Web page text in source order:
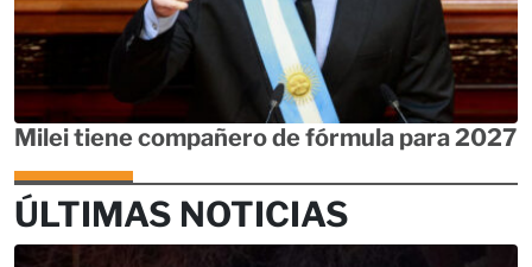
Milei tiene compañero de fórmula para 2027
ÚLTIMAS NOTICIAS